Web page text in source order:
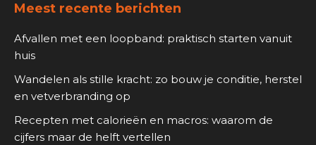
Meest recente berichten
Afvallen met een loopband: praktisch starten vanuit
huis
Wandelen als stille kracht: zo bouw je conditie, herstel
en vetverbranding op
Recepten met calorieën en macros: waarom de
cijfers maar de helft vertellen